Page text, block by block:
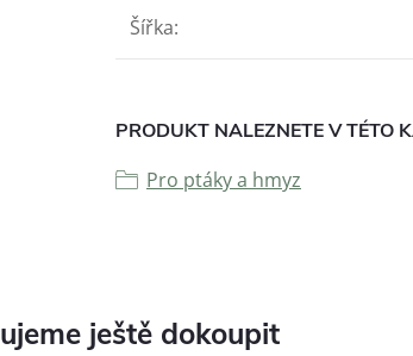
Šířka:
PRODUKT NALEZNETE V TÉTO
Pro ptáky a hmyz
ještě dokoupit